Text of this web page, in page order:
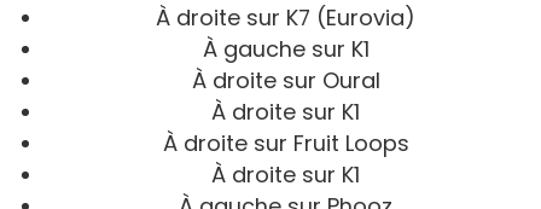
À droite sur K7 (Eurovia)
À gauche sur K1
À droite sur Oural
À droite sur K1
À droite sur Fruit Loops
À droite sur K1